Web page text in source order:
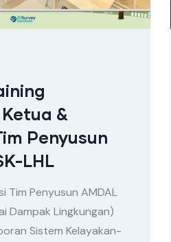
&
Penyusun
LHL
Tim Penyusun AMDAL
Dampak Lingkungan)
Sistem Kelayakan-